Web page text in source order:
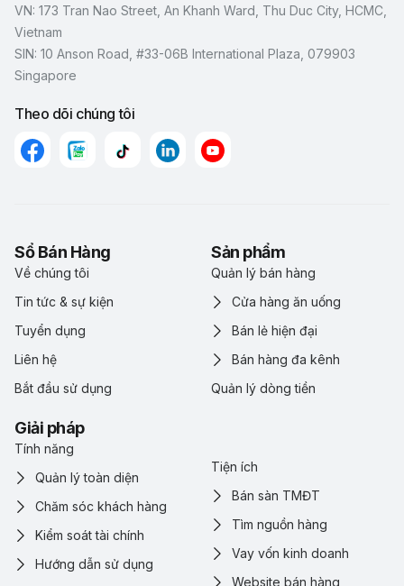
VN: 173 Tran Nao Street, An Khanh Ward, Thu Duc City, HCMC,
Vietnam
SIN: 10 Anson Road, #33-06B International Plaza, 079903
Singapore
Theo dõi chúng tôi
Sổ Bán Hàng
Về chúng tôi
Tin tức & sự kiện
Tuyển dụng
Liên hệ
Bắt đầu sử dụng
Sản phẩm
Quản lý bán hàng
Cửa hàng ăn uống
Bán lẻ hiện đại
Bán hàng đa kênh
Quản lý dòng tiền
Giải pháp
Tính năng
Quản lý toàn diện
Chăm sóc khách hàng
Kiểm soát tài chính
Hướng dẫn sử dụng
Tiện ích
Bán sàn TMĐT
Tìm nguồn hàng
Vay vốn kinh doanh
Website bán hàng